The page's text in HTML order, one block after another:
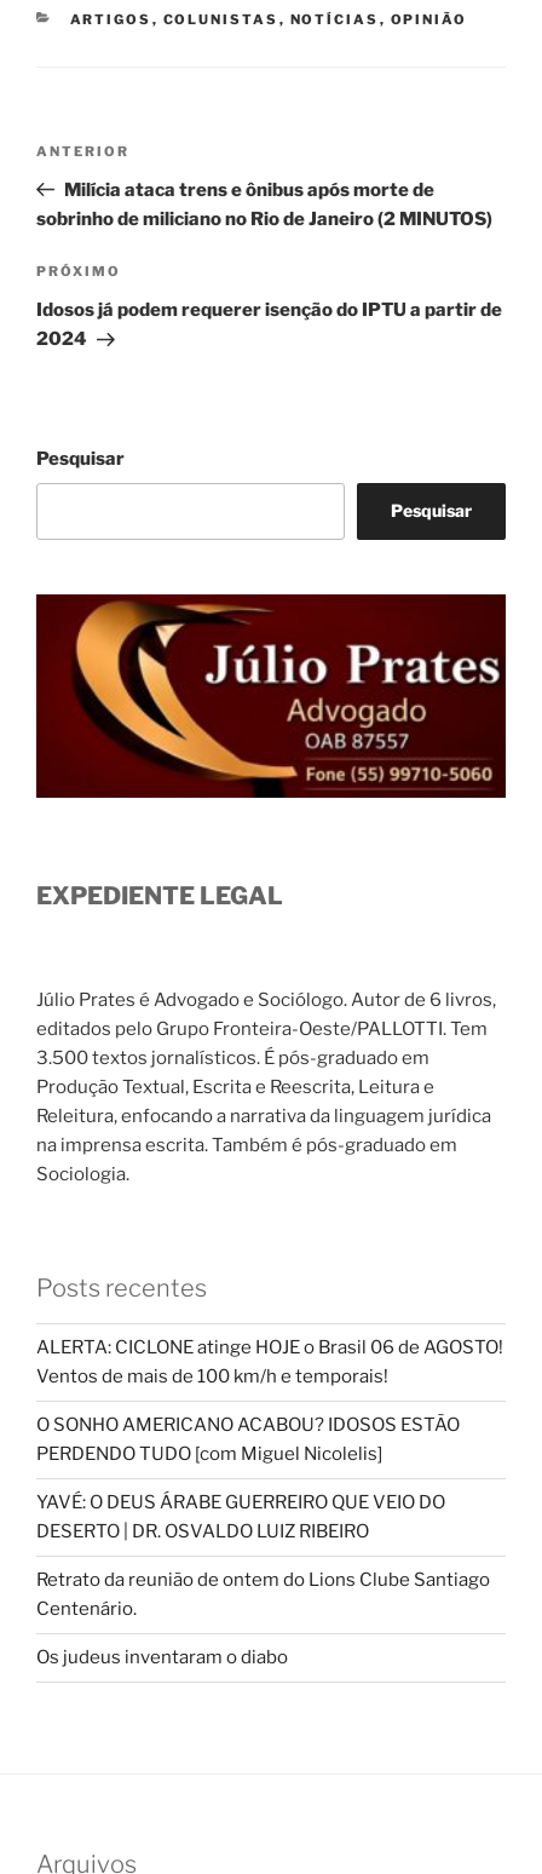
CATEGORIAS
ARTIGOS , COLUNISTAS , NOTÍCIAS , OPINIÃO
Post
Post
anterior
ANTERIOR
Milícia ataca trens e ônibus após morte de
sobrinho de miliciano no Rio de Janeiro (2 MINUTOS)
Próximo
post
PRÓXIMO
Idosos já podem requerer isenção do IPTU a partir de
2024
Pesquisar
Pesquisar
EXPEDIENTE LEGAL
Júlio Prates é Advogado e Sociólogo. Autor de 6 livros,
editados pelo Grupo Fronteira-Oeste/PALLOTTI. Tem
3.500 textos jornalísticos. É pós-graduado em
Produção Textual, Escrita e Reescrita, Leitura e
Releitura, enfocando a narrativa da linguagem jurídica
na imprensa escrita. Também é pós-graduado em
Sociologia.
Posts recentes
ALERTA: CICLONE atinge HOJE o Brasil 06 de AGOSTO!
Ventos de mais de 100 km/h e temporais!
O SONHO AMERICANO ACABOU? IDOSOS ESTÃO
PERDENDO TUDO [com Miguel Nicolelis]
YAVÉ: O DEUS ÁRABE GUERREIRO QUE VEIO DO
DESERTO | DR. OSVALDO LUIZ RIBEIRO
Retrato da reunião de ontem do Lions Clube Santiago
Centenário.
Os judeus inventaram o diabo
Arquivos